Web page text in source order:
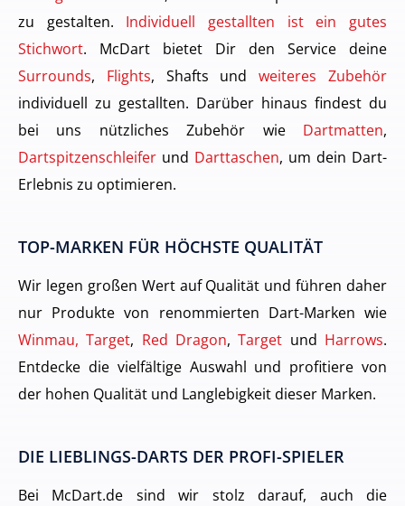
zu gestalten. Individuell gestallten ist ein gutes
Stichwort. McDart bietet Dir den Service deine
Surrounds, Flights, Shafts undweiteres Zubehör
individuell zu gestallten. Darüber hinaus findest du
bei uns nützliches Zubehör wie Dartmatten,
Dartspitzenschleifer und Darttaschen, um dein Dart-
Erlebnis zu optimieren.
TOP-MARKEN FÜR HÖCHSTE QUALITÄT
Wir legen großen Wert auf Qualität und führen daher
nur Produkte von renommierten Dart-Marken wie
Winmau, Target, Red Dragon,Target und Harrows.
Entdecke die vielfältige Auswahl und profitiere von
der hohen Qualität und Langlebigkeit dieser Marken.
DIE LIEBLINGS-DARTS DER PROFI-SPIELER
Bei McDart.de sind wir stolz darauf, auch die